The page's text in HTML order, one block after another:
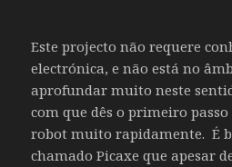
Este projecto não requere
electrónica, e não está no
aprofundar muito neste
com que dês o primeiro
robot muito rapidamente. É
chamado Picaxe que apesar